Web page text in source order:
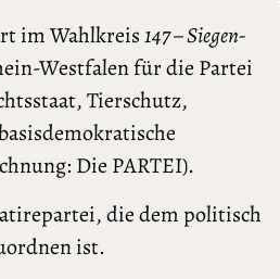
im Wahlkreis147 – Siegen-
Westfalen für die Partei
Tierschutz,
Die PARTEI).
die dem politisch
ist.